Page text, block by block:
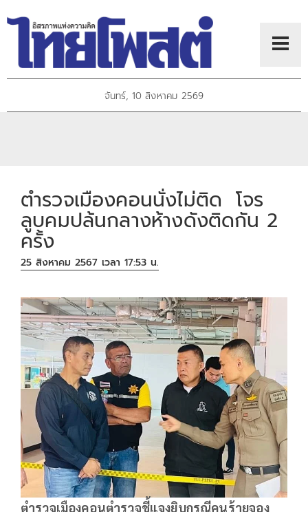
จันทร์, 10 สิงหาคม 2569
ตำรวจเมืองคอนนั่งไม่ติด โจร
ลูบคมปล้นกลางห้างดังติดกัน 2
ครั้ง
25 สิงหาคม 2567 เวลา 17:53 น.
ตำรวจเมืองคอนตำรวจชี้แจงยิบกรณีคนร้ายจอง